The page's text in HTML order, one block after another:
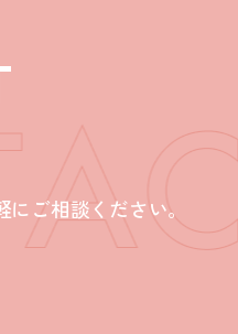
ご相談ください。